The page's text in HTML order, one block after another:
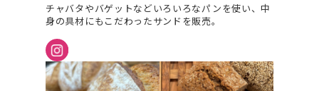
チャバタやバゲットなどいろいろなパンを使い、中
身の具材にもこだわったサンドを販売。